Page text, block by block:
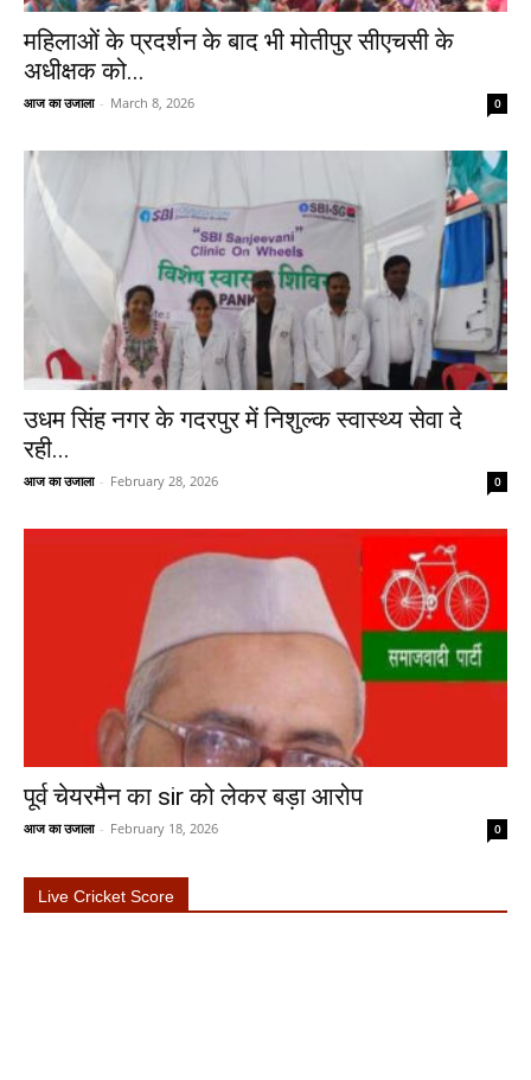
महिलाओं के प्रदर्शन के बाद भी मोतीपुर सीएचसी के
अधीक्षक को...
आज का उजाला - March 8, 2026 0
उधम सिंह नगर के गदरपुर में निशुल्क स्वास्थ्य सेवा दे
रही...
आज का उजाला - February 28, 2026 0
पूर्व चेयरमैन का sir को लेकर बड़ा आरोप
आज का उजाला - February 18, 2026 0
Live Cricket Score